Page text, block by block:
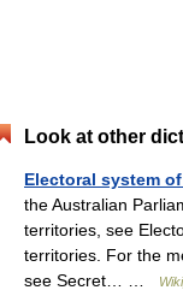
Look at other
Electoral system
the Australian
territories, see
territories. For the
see Secret… …